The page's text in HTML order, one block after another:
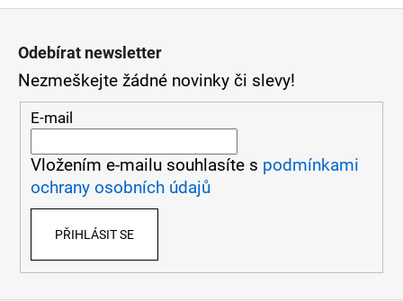
Odebírat newsletter
Nezmeškejte žádné novinky či slevy!
E-mail
Vložením e-mailu souhlasíte s podmínkami
ochrany osobních údajů
PŘIHLÁSIT SE